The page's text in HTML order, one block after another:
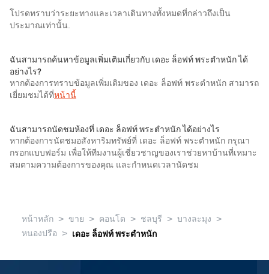
โปรดทราบว่าระยะทางและเวลาเดินทางทั้งหมดที่กล่าวถึงเป็น
ประมาณเท่านั้น.
ฉันสามารถค้นหาข้อมูลเพิ่มเติมเกี่ยวกับ เดอะ ล็อฟท์ พระตำหนัก ได้
อย่างไร?
หากต้องการทราบข้อมูลเพิ่มเติมของ เดอะ ล็อฟท์ พระตำหนัก สามารถ
เยี่ยมชมได้ที่หน้านี้
ฉันสามารถนัดชมห้องที่ เดอะ ล็อฟท์ พระตำหนัก ได้อย่างไร
หากต้องการนัดชมอสังหาริมทรัพย์ที่ เดอะ ล็อฟท์ พระตำหนัก กรุณา
กรอกแบบฟอร์ม เพื่อให้ทีมงานผู้เชี่ยวชาญของเราช่วยหาบ้านที่เหมาะ
สมตามความต้องการของคุณ และกำหนดเวลานัดชม
หน้าหลัก > ขาย > คอนโด > ชลบุรี > บางละมุง >
หนองปรือ > เดอะ ล็อฟท์ พระตำหนัก